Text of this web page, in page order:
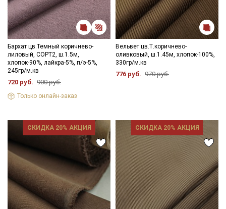
Бархат цв.Темный коричнево-
лиловый, СОРТ2, ш.1.5м,
хлопок-90%, лайкра-5%, п/э-5%,
245гр/м.кв
720 руб. 900 руб.
Только онлайн-заказ
Вельвет цв.Т.коричнево-
оливковый, ш.1.45м, хлопок-100%,
330гр/м.кв
776 руб. 970 руб.
СКИДКА 20% АКЦИЯ СКИДКА 20% АКЦИЯ